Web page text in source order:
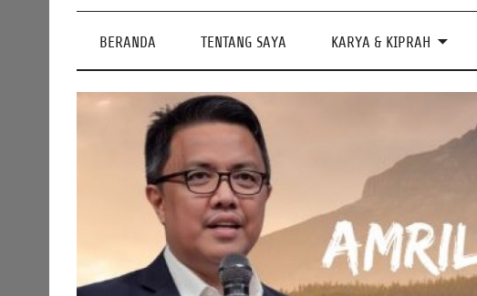
BERANDA TENTANG SAYA KARYA & KIPRAH